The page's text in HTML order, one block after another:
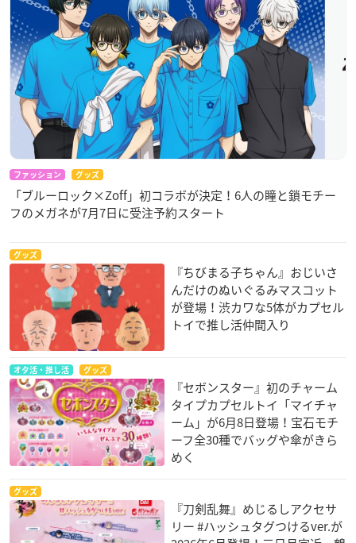
ファッション グッズ
「ブルーロック×Zoff」初コラボが決定！6人の瞳と鎖モチー
フのメガネが7月7日に受注予約スタート
グッズ
『ちびまる子ちゃん』おじいさ
んだけのぬいぐるみマスコット
が登場！渋カワな5体がカプセル
トイで推し活仲間入り
オタ活・推し活 グッズ
『セボンスター』初のチャーム
タイプカプセルトイ「マイチャ
ーム」が6月8日登場！宝石モチ
ーフ全30種でバッグや傘がきら
めく
グッズ
『刀剣乱舞』めじるしアクセサ
リー #ハッシュタグつけるver.が